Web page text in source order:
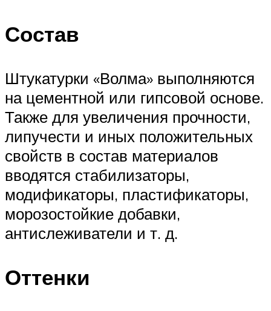
Состав
Штукатурки «Волма» выполняются
на цементной или гипсовой основе.
Также для увеличения прочности,
липучести и иных положительных
свойств в состав материалов
вводятся стабилизаторы,
модификаторы, пластификаторы,
морозостойкие добавки,
антислеживатели и т. д.
Оттенки